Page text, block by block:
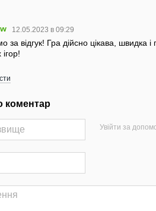
12.05.2023 в 09:29
за відгук! Гра дійсно цікава,
коментар
Увійти за